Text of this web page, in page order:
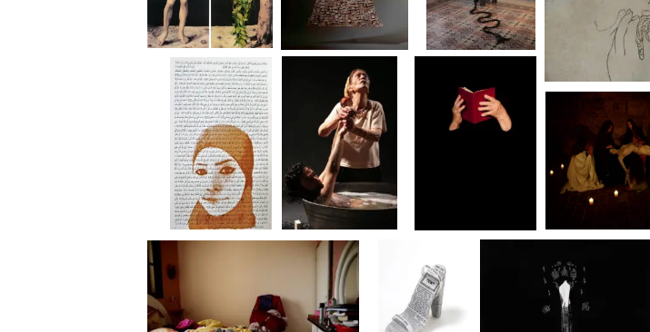
لله
ختان نساء
من جديد
اسم الفنانه: رائده
العروس
آندي آرنوفيتش، معطف
المرأة المقيدة
إيتسيك باداش،
ديواني
آندي آرنوفيتش، بعد 504
أعوام
دوريس حكيم،
فيرونيكا